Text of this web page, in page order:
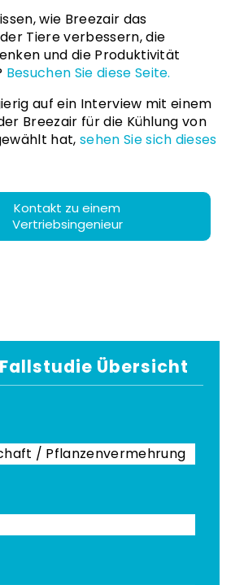
wie Breezair das
Tiere verbessern, die
und die Produktivität
Besuchen Sie diese Seite.
auf ein Interview mit einem
Breezair für die Kühlung von
hat,sehen Sie sich dieses
Kontakt zu einem
Vertriebsingenieur
Übersicht
/ Pflanzenvermehrung